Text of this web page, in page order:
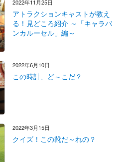
2022年11月25日
アトラクションキャストが教え
る！見どころ紹介 ～「キャラバ
ンカルーセル」編～
2022年6月10日
この時計、ど～こだ？
2022年3月15日
クイズ！この靴だ～れの？